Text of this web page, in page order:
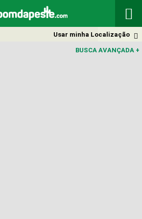


Usar minha Localização
BUSCA AVANÇADA +